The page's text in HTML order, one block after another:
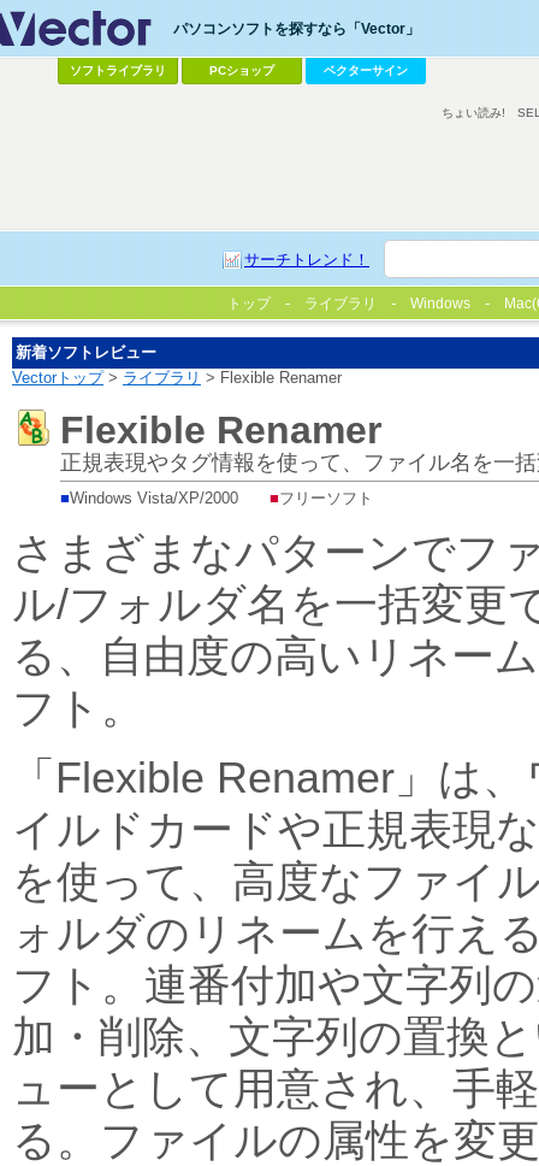
パソコンソフトを探すなら「Vector」
ソフトライブラリ PCショップ ベクターサイン
サーチトレンド！
ちょい読み!
トップ ライブラリ Windows
新着ソフトレビュー
Vectorトップ> ライブラリ > Flexible Renamer
Flexible Renamer
正規表現やタグ情報を使って、ファイル名を一
■Windows Vista/XP/2000 ■フリーソフト
さまざまなパターンでフ
ル/フォルダ名を一括変更
る、自由度の高いリネー
フト。
「Flexible Renamer」は、
イルドカードや正規表現
を使って、高度なファイ
ォルダのリネームを行え
フト。連番付加や文字列
加・削除、文字列の置換
ューとして用意され、手
る。ファイルの属性を変